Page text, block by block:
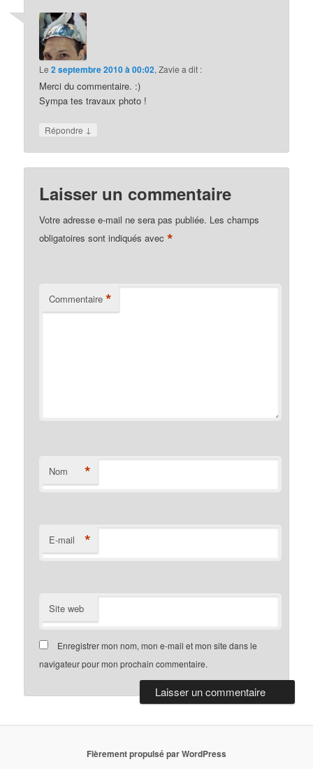
Le2 septembre 2010 à 00:02,Zavie a dit :
Merci du commentaire. :)
Sympa tes travaux photo !
Répondre ↓
Laisser un commentaire
Votre adresse e-mail ne sera pas publiée. Les champs
obligatoires sont indiqués avec*
Commentaire *
Nom *
E-mail *
Site web
Enregistrer mon nom, mon e-mail et mon site dans le
navigateur pour mon prochain commentaire.
Fièrement propulsé par WordPress